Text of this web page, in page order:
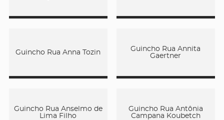
Guincho Rua Anna Tozin
Guincho Rua Annita
Gaertner
Guincho Rua Anselmo de
Lima Filho
Guincho Rua Antônia
Campana Koubetch